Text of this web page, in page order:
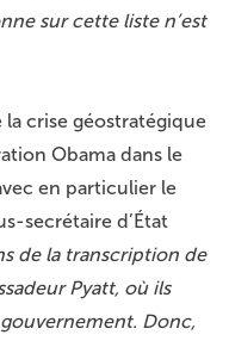
sur cette liste n’est
la crise géostratégique
Obama dans le
en particulier le
secrétaire d’État
de la transcription de
Pyatt, où ils
Donc,